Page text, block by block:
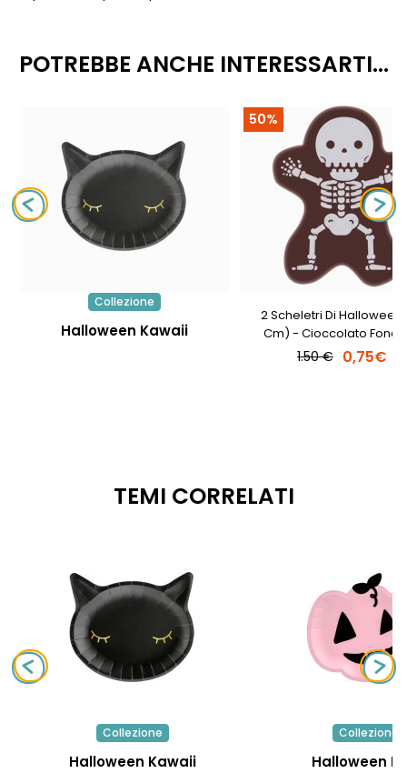
POTREBBE ANCHE INTERESSARTI...
Collezione
Halloween Kawaii
50%
2 Scheletri Di Halloween
Cm) - Cioccolato
1.50 € 0,75€
TEMI CORRELATI
Collezione
Halloween Kawaii
Collezione
Halloween